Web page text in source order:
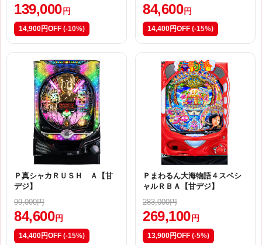
139,000 円
14,900円OFF (-10%)
84,600 円
14,400円OFF (-15%)
Ｐ真シャカＲＵＳＨ Ａ【甘
デジ】
99,000円
84,600 円
14,400円OFF (-15%)
Ｐまわるん大海物語４スペシ
ャルＲＢＡ【甘デジ】
283,000円
269,100 円
13,900円OFF (-5%)